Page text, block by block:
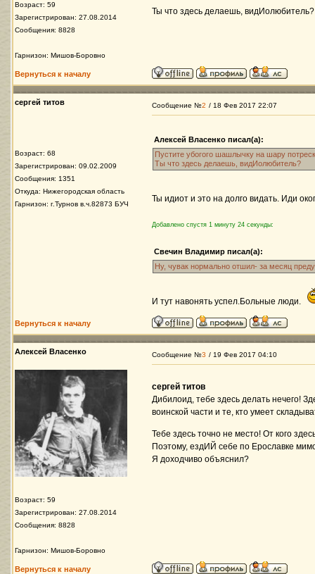
Возраст: 59
Зарегистрирован: 27.08.2014
Сообщения: 8828
Гарнизон: Мишов-Боровно
Ты что здесь делаешь,
Вернуться к началу
сергей титов
Возраст: 68
Зарегистрирован: 09.02.2009
Сообщения: 1351
Откуда: Нижегородская область
Гарнизон: г.Турнов в.ч.82873 БУЧ
Сообщение №2 / 18 Фев 2017 22:07
Алексей Власенко писал(а):
Пустите убогого шашлычку на шару
Ты что здесь делаешь, видИолюбитель?
Ты идиот и это на долго видать. Иди
Добавлено спустя 1 минуту 24 секунды:
Свечин Владимир писал(а):
Ну, чувак нормально отшил- за месяц
И тут навонять успел.Больные люди.
Вернуться к началу
Алексей Власенко
Возраст: 59
Зарегистрирован: 27.08.2014
Сообщения: 8828
Гарнизон: Мишов-Боровно
Сообщение №3 / 19 Фев 2017 04:10
сергей титов
Дибилоид, тебе здесь делать нечего!
воинской части и те, кто умеет
Тебе здесь точно не место! От кого
Поэтому, ездИЙ себе по Ерославке
Я доходчиво объяснил?
Вернуться к началу